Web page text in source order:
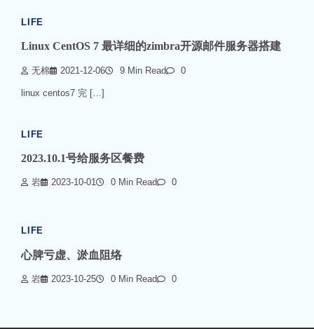
LIFE
Linux CentOS 7 最详细的zimbra开源邮件服务器搭建
无棉 2021-12-06 9 Min Read 0
linux centos7 完 […]
LIFE
2023.10.1号给服务区餐费
岩 2023-10-01 0 Min Read 0
LIFE
心脾亏虚、淤血阻络
岩 2023-10-25 0 Min Read 0